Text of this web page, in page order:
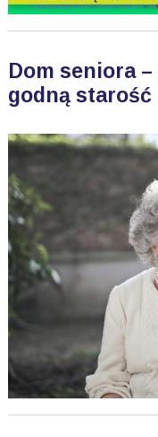
Dom seniora
godną starość